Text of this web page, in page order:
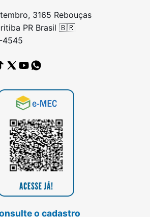
3165 Rebouças
PR Brasil 🇧🇷
4545
o cadastro